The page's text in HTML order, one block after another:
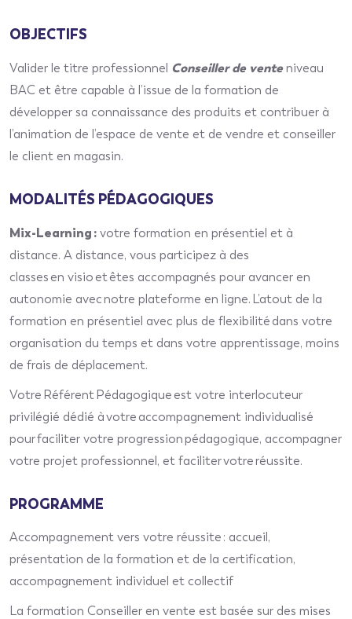
OBJECTIFS
Valider le titre professionnel Conseiller de venteniveau
BAC et être capable à l’issue de la formation de
développer sa connaissance des produits et contribuer à
l’animation de l’espace de vente et de vendre et conseiller
le client en magasin.
MODALITÉS PÉDAGOGIQUES
Mix-Learning : votre formation en présentiel et à
distance. A distance, vous participez à des
classes en visio et êtes accompagnés pour avancer en
autonomie avec notre plateforme en ligne. L’atout de la
formation en présentiel avec plus de flexibilité dans votre
organisation du temps et dans votre apprentissage, moins
de frais de déplacement.
Votre Référent Pédagogique est votre interlocuteur
privilégié dédié à votre accompagnement individualisé
pourfaciliter votre progression pédagogique, accompagner
votre projet professionnel, et faciliter votre réussite.
PROGRAMME
Accompagnement vers votre réussite : accueil,
présentation de la formation et de la certification,
accompagnement individuel et collectif
La formation Conseiller en vente est basée sur des mises